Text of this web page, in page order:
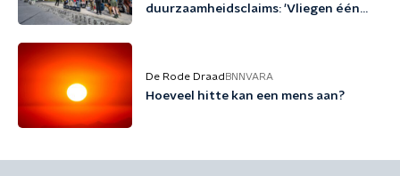
duurzaamheidsclaims: 'Vliegen één
De Rode Draad BNNVARA
Hoeveel hitte kan een mens aan?